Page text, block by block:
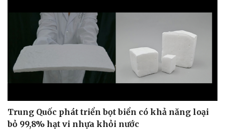
Bóng đá
Lịch thi đấu bóng đá
Thế giới thể thao
eSports
Hậu trường
Xe máy
Tư vấn
Trung Quốc phát triển bọt biển có khả năng loại
bỏ 99,8% hạt vi nhựa khỏi nước